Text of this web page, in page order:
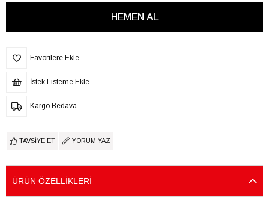
Favorilere Ekle
İstek Listeme Ekle
Kargo Bedava
TAVSIYE ET YORUM YAZ
ÜRÜN ÖZELLIKLERI